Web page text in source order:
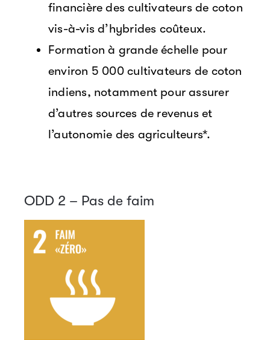
financière des cultivateurs de coton
vis-à-vis d’hybrides coûteux.
Formation à grande échelle pour
environ 5 000 cultivateurs de coton
indiens, notamment pour assurer
d’autres sources de revenus et
l’autonomie des agriculteurs*.
ODD 2 – Pas de faim